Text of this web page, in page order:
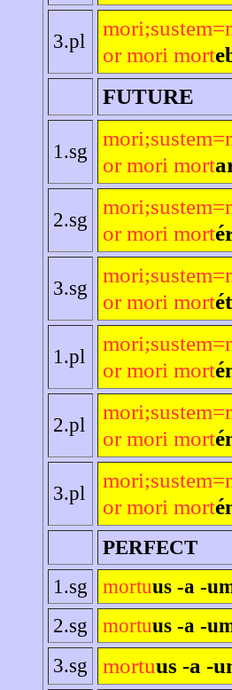
3.pl
or mori mort
FUTURE
1.sg
or mori mort
2.sg
or mori mort
3.sg
or mori mort
1.pl
or mori mort
2.pl
or mori mort
3.pl
or mori mort
PERFECT
1.sg
mortuus -a -
2.sg
mortuus -a -
3.sg
mortuus -a -